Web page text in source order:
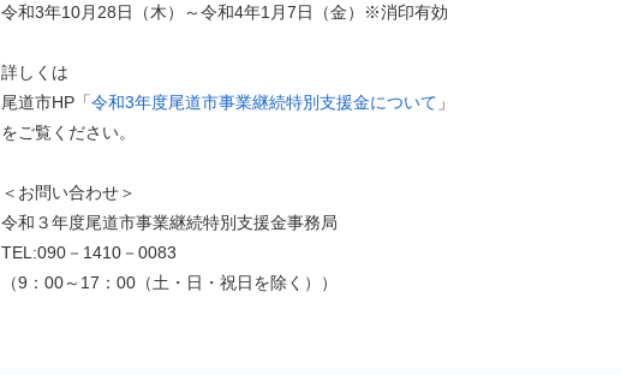
令和3年10月28日（木）～令和4年1月7日（金）※消印有効
詳しくは
尾道市HP「令和3年度尾道市事業継続特別支援金について 」
をご覧ください。
＜お問い合わせ＞
令和３年度尾道市事業継続特別支援金事務局
TEL:090－1410－0083
（9：00～17：00（土・日・祝日を除く））